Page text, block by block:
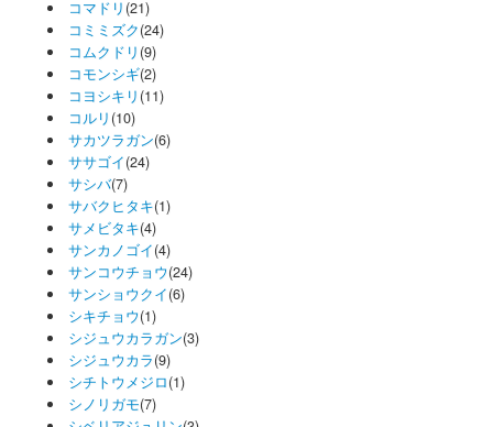
コマドリ (21)
コミミズク(24)
コムクドリ (9)
コモンシギ(2)
コヨシキリ (11)
コルリ (10)
サカツラガン(6)
ササゴイ(24)
サシバ(7)
サバクヒタキ(1)
サメビタキ(4)
サンカノゴイ(4)
サンコウチョウ(24)
サンショウクイ(6)
シキチョウ(1)
シジュウカラガン(3)
シジュウカラ(9)
シチトウメジロ(1)
シノリガモ(7)